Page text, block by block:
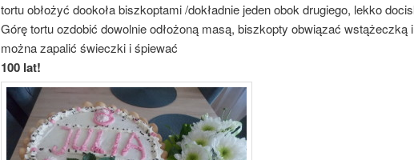
tortu obłożyć dookoła biszkoptami /dokładnie jeden obok drugiego, lekko
Górę tortu ozdobić dowolnie odłożoną masą, biszkopty obwiązać
można zapalić świeczki i śpiewać
100 lat!